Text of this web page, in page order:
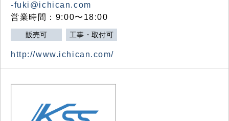
-fuki@ichican.com
営業時間：9:00〜18:00
販売可 工事・取付可
http://www.ichican.com/